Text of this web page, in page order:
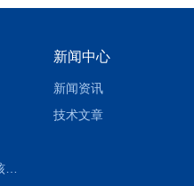
扬州无线高压语音核相仪
新闻中心
新闻资讯
技术文章